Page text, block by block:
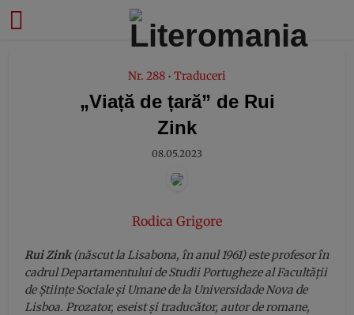
Nr. 288 • Traduceri
„Viață de țară” de Rui
Zink
08.05.2023
Rodica Grigore
Rui Zink(născut la Lisabona, în anul 1961) este profesor în
cadrul Departamentului de Studii Portugheze al Facultății
de Științe Sociale și Umane de la Universidade Nova de
Lisboa. Prozator, eseist și traducător, autor de romane,